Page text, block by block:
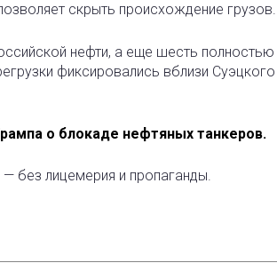
скрыть происхождение грузов.
нефти, а еще шесть
фиксировались вблизи
о блокаде нефтяных танкеров.
без лицемерия и пропаганды.